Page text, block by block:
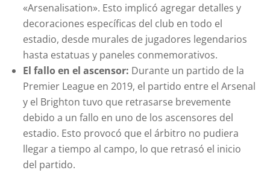
«Arsenalisation». Esto implicó agregar detalles y
decoraciones específicas del club en todo el
estadio, desde murales de jugadores legendarios
hasta estatuas y paneles conmemorativos.
El fallo en el ascensor: Durante un partido de la
Premier League en 2019, el partido entre el Arsenal
y el Brighton tuvo que retrasarse brevemente
debido a un fallo en uno de los ascensores del
estadio. Esto provocó que el árbitro no pudiera
llegar a tiempo al campo, lo que retrasó el inicio
del partido.